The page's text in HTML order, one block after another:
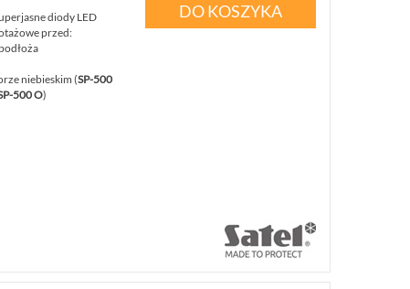
diody LED
przed:
niebieskim (SP-500
500 O)
DO KOSZYKA